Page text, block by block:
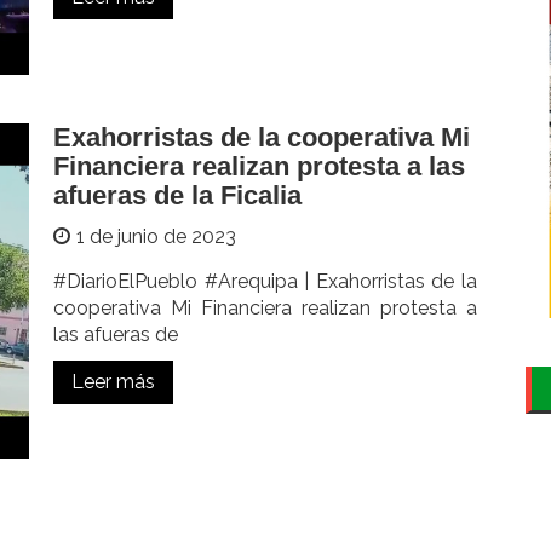
Exahorristas de la cooperativa Mi
Financiera realizan protesta a las
afueras de la Ficalia
1 de junio de 2023
#DiarioElPueblo #Arequipa | Exahorristas de la
cooperativa Mi Financiera realizan protesta a
las afueras de
Leer más